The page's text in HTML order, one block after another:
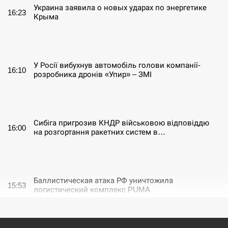
16:23
Украина заявила о новых ударах по энергетике
Крыма
16:10
У Росії вибухнув автомобіль голови компанії-
розробника дронів «Упир» – ЗМІ
16:00
Сибіга пригрозив КНДР військовою відповіддю
на розгортання ракетних систем в…
15:53
Баллистическая атака РФ уничтожила
логистический комплекс PUMA